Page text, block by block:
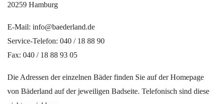
20259 Hamburg
E-Mail: info@baederland.de
Service-Telefon: 040 / 18 88 90
Fax: 040 / 18 88 93 05
Die Adressen der einzelnen Bäder finden Sie auf der Homepage
von Bäderland auf der jeweiligen Badseite. Telefonisch sind diese